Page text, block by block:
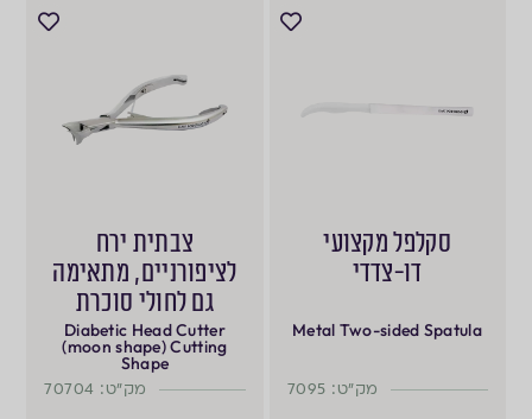
סקלפל מקצועי
דו-צדדי
Metal Two-sided Spatula
מק"ט: 7095
צבתית ירח
לציפורניים, מתאימה
גם לחולי סוכרת
Diabetic Head Cutter
(moon shape) Cutting
Shape
מק"ט: 70704